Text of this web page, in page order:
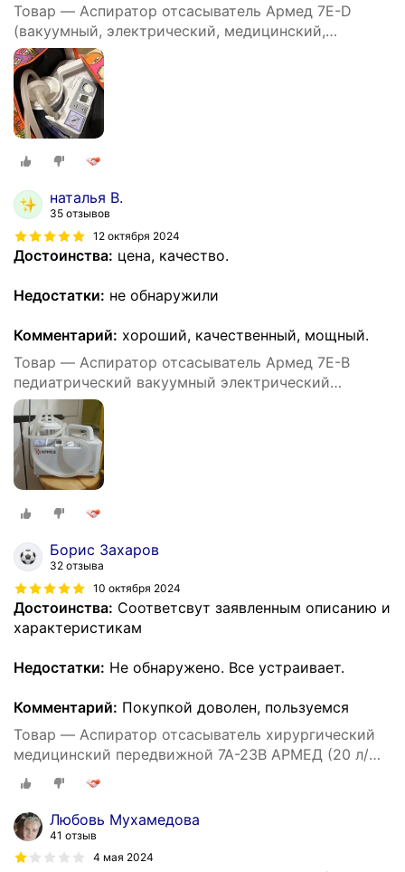
Товар — Аспиратор отсасыватель Армед 7E-D
(вакуумный, электрический, медицинский,
портативный. питание: 220V; 12V; аккумулятор)
наталья В.
35 отзывов
12 октября 2024
Достоинства: цена, качество.
Недостатки: не обнаружили
Комментарий: хороший, качественный, мощный.
Товар — Аспиратор отсасыватель Армед 7Е-В
педиатрический вакуумный электрический
медицинский портативный хирургический 15 л/мин
Борис Захаров
32 отзыва
10 октября 2024
Достоинства: Соответсвут заявленным описанию и
характеристикам
Недостатки: Не обнаружено. Все устраивает.
Комментарий: Покупкой доволен, пользуемся
Товар — Аспиратор отсасыватель хирургический
медицинский передвижной 7A-23B АРМЕД (20 л/
мин, электрический)
Любовь Мухамедова
41 отзыв
4 мая 2024